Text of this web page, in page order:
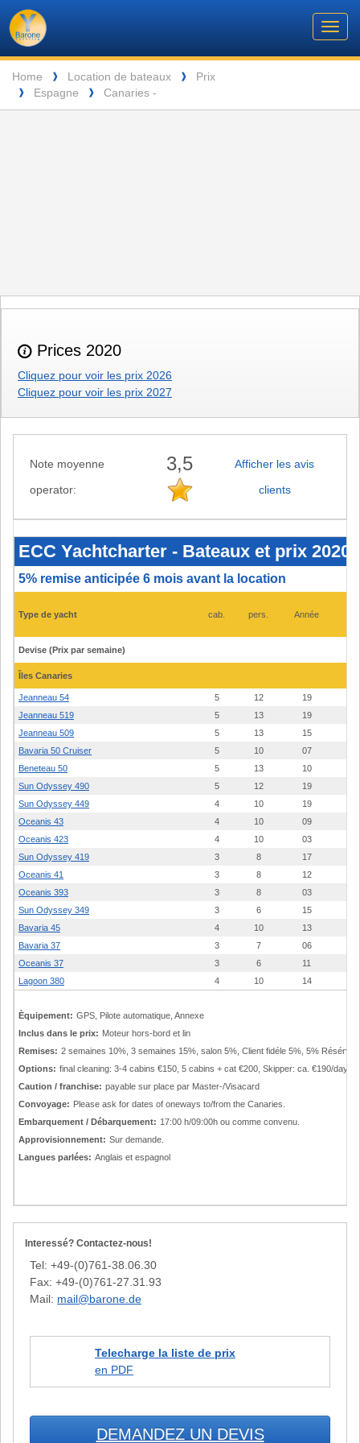
Barone
Yachting
Navigation
Breadcrumb
Home ❱ Location de bateaux ❱ Prix
❱ Espagne ❱ Canaries -
Prices 2020
Cliquez pour voir les prix 2026
Cliquez pour voir les prix 2027
Note moyenne
operator:
3,5
Afficher les avis
clients
Yachtcharter
Bateaux
et
prix
ECC Yachtcharter - Bateaux et prix 2020
5% remise anticipée 6 mois avant la location
Type de yacht cab. pers. Année
Devise (Prix par semaine)
Îles Canaries
Jeanneau 54 5 12
19
Jeanneau 519
5 13
19
Jeanneau 509
5 13
15
Bavaria 50 Cruiser
5 10
07
Beneteau 50
5 13
10
Sun Odyssey 490
5 12
19
Sun Odyssey 449
4 10
19
Oceanis 43
4 10
09
Oceanis 423
4 10
03
Sun Odyssey 419
3 8
17
Oceanis 41
3 8
12
Oceanis 393
3 8
03
Sun Odyssey 349
3 6
15
Bavaria 45
4 10
13
Bavaria 37
3 7
06
Oceanis 37
3 6
11
Lagoon 380
4 10 14
Èquipement: GPS, Pilote automatique, Annexe
Inclus dans le prix: Moteur hors-bord et lin
Remises: 2 semaines 10%, 3 semaines 15%, salon 5%, Client fidéle 5%, 5%
Options: final cleaning: 3-4 cabins €150, 5 cabins + cat €200, Skipper: ca. €190/day
Caution / franchise: payable sur place par Master-/Visacard
Convoyage: Please ask for dates of oneways to/from the Canaries.
Embarquement / Débarquement: 17:00 h/09:00h ou comme convenu.
Approvisionnement: Sur demande.
Langues parlées: Anglais et espagnol
Interessé? Contactez-nous!
Tel: +49-(0)761-38.06.30
Fax: +49-(0)761-27.31.93
Mail: mail@barone.de
Telecharge la liste de prix
en PDF
DEMANDEZ UN DEVIS